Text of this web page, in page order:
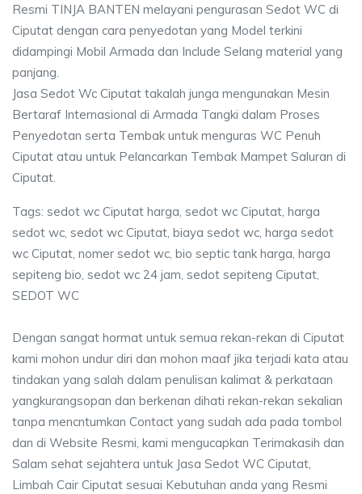
Resmi TINJA BANTEN melayani pengurasan Sedot WC di
Ciputat dengan cara penyedotan yang Model terkini
didampingi Mobil Armada dan Include Selang material yang
panjang.
Jasa Sedot Wc Ciputat takalah junga mengunakan Mesin
Bertaraf Internasional di Armada Tangki dalam Proses
Penyedotan serta Tembak untuk menguras WC Penuh
Ciputat atau untuk Pelancarkan Tembak Mampet Saluran di
Ciputat.
Tags: sedot wc Ciputat harga, sedot wc Ciputat, harga
sedot wc, sedot wc Ciputat, biaya sedot wc, harga sedot
wc Ciputat, nomer sedot wc, bio septic tank harga, harga
sepiteng bio, sedot wc 24 jam, sedot sepiteng Ciputat,
SEDOT WC
Dengan sangat hormat untuk semua rekan-rekan di Ciputat
kami mohon undur diri dan mohon maaf jika terjadi kata atau
tindakan yang salah dalam penulisan kalimat & perkataan
yangkurangsopan dan berkenan dihati rekan-rekan sekalian
tanpa mencntumkan Contact yang sudah ada pada tombol
dan di Website Resmi, kami mengucapkan Terimakasih dan
Salam sehat sejahtera untuk Jasa Sedot WC Ciputat,
Limbah Cair Ciputat sesuai Kebutuhan anda yang Resmi